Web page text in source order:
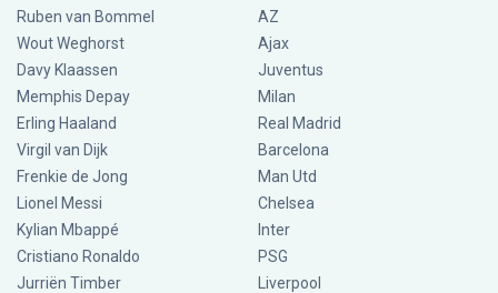
Ruben van Bommel
Wout Weghorst
Davy Klaassen
Memphis Depay
Erling Haaland
Virgil van Dijk
Frenkie de Jong
Lionel Messi
Kylian Mbappé
Cristiano Ronaldo
Jurriën Timber
AZ
Ajax
Juventus
Milan
Real Madrid
Barcelona
Man Utd
Chelsea
Inter
PSG
Liverpool